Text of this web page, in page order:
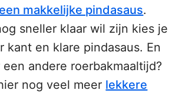
makkelijke pindasaus.
sneller klaar wil zijn kies je
kant en klare pindasaus. En
andere roerbakmaaltijd?
nog veel meer lekkere